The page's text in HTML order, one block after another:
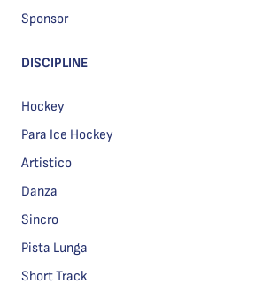
Sponsor
DISCIPLINE
Hockey
Para Ice Hockey
Artistico
Danza
Sincro
Pista Lunga
Short Track